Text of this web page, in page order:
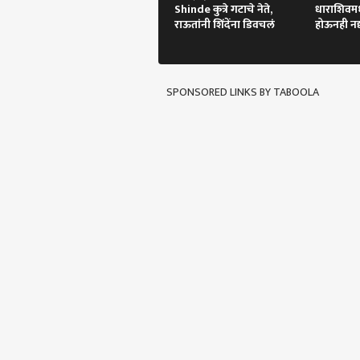
Shinde कुत्रे गटाचे नेते,
राऊतांनी शिंदेंना डिवचलं
होऊनही
SPONSORED LINKS BY TABOOLA
आमच्याबद्दल